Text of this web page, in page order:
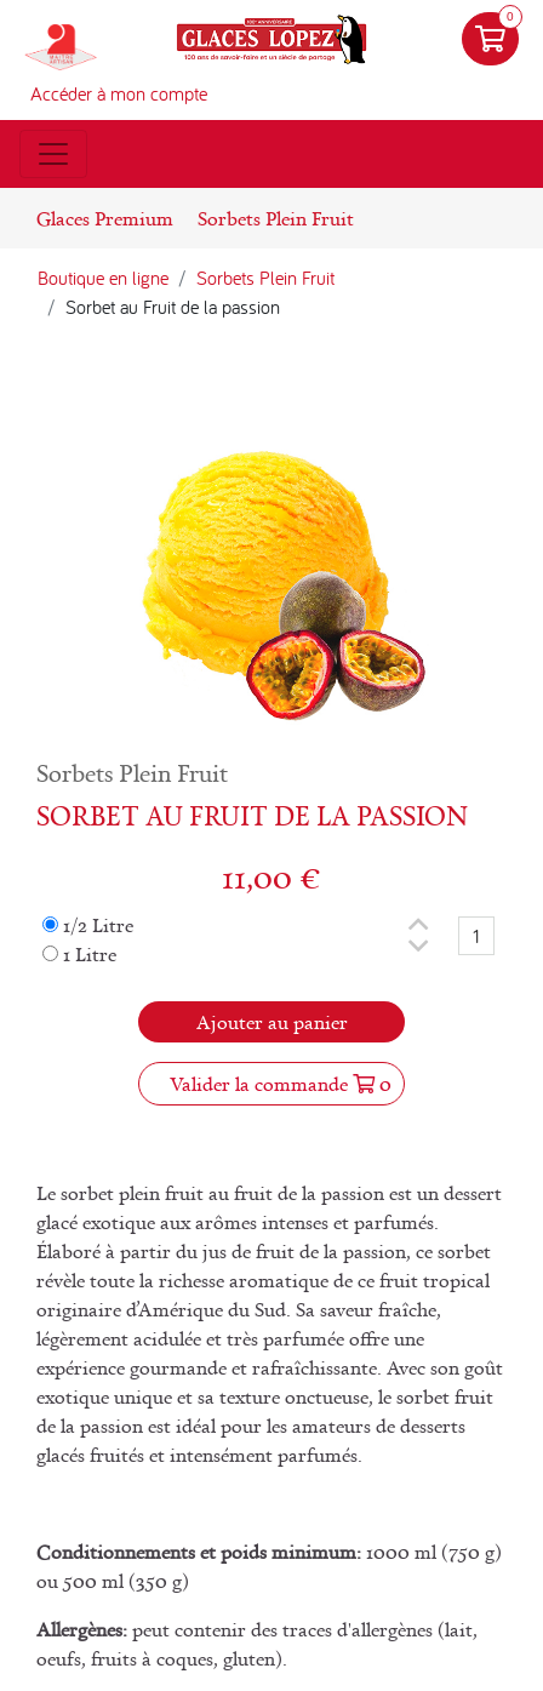
Accéder à mon compte
0
Glaces Premium Sorbets Plein Fruit
Boutique en ligne
Sorbets Plein Fruit
Sorbet au Fruit de la passion
Sorbets Plein Fruit
SORBET AU FRUIT DE LA PASSION
11,00 €
1/2 Litre
1 Litre
Ajouter au panier
Valider la commande 0
Le sorbet plein fruit au fruit de la passion est un dessert
glacé exotique aux arômes intenses et parfumés.
Élaboré à partir du jus de fruit de la passion, ce sorbet
révèle toute la richesse aromatique de ce fruit tropical
originaire d’Amérique du Sud. Sa saveur fraîche,
légèrement acidulée et très parfumée offre une
expérience gourmande et rafraîchissante. Avec son goût
exotique unique et sa texture onctueuse, le sorbet fruit
de la passion est idéal pour les amateurs de desserts
glacés fruités et intensément parfumés.
Conditionnements et poids minimum:1000 ml (750 g)
ou 500 ml (350 g)
Allergènes:peut contenir des traces d'allergènes (lait,
oeufs, fruits à coques, gluten).